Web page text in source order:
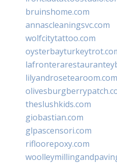
bruinshome.com
annascleaningsvc.com
wolfcitytattoo.com
lilyandrosetearoom.com
theslushkids.com
giobastian.com
glpascensori.com
rifloorepoxy.com